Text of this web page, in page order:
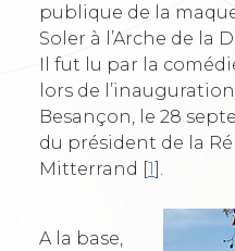
publique de la
Soler à l’Arche de la
Il fut lu par la
lors de
Besançon, le 28
du président de la
Mitterrand [1]
A la base,